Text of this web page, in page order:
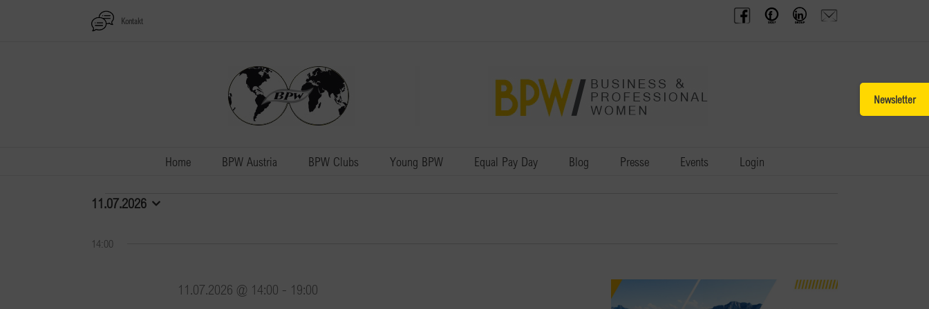
Kontakt
BPW
Austria
Offenes
Frauennetzwerk
BPW
Gruppe
Anfrage
schicken
Home BPW Austria BPW Clubs Young BPW Equal Pay Day Blog Presse Events Login
Veranstaltungen
für
11.07.2026
11.07.2026
14:00
11.07.2026 @ 14:00 - 19:00
Sliding